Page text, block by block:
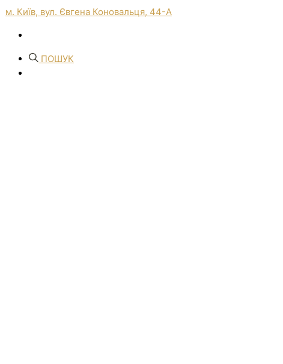
м. Київ, вул. Євгена Коновальця, 44-А
ПОШУК